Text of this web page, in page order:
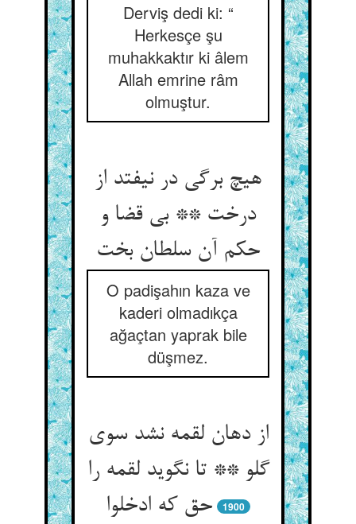
Derviş dedi ki: “
Herkesçe şu
muhakkaktır ki âlem
Allah emrine râm
olmuştur.
هیچ برگی در نیفتد از
درخت ** بی قضا و
حکم آن سلطان بخت
O padişahın kaza ve
kaderi olmadıkça
ağaçtan yaprak bile
düşmez.
از دهان لقمه نشد سوی
گلو ** تا نگوید لقمه را
حق که ادخلوا
1900